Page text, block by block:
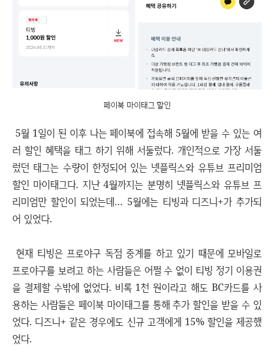
페이북 마이태그 할인
5월 1일이 된 이후 나는 페이북에 접속해 5월에 받을 수 있는 여
러 할인 혜택을 태그 하기 위해 서둘렀다. 개인적으로 가장 서둘
렀던 태그는 수량이 한정되어 있는 넷플릭스와 유튜브 프리미엄
할인 마이태그다. 지난 4월까지는 분명히 넷플릭스와 유튜브 프
리미엄만 할인이 되었는데… 5월에는 티빙과 디즈니+가 추가되
어 있었다.
현재 티빙은 프로야구 독점 중계를 하고 있기 때문에 모바일로
프로야구를 보려고 하는 사람들은 어쩔 수 없이 티빙 정기 이용권
을 결제할 수밖에 없었다. 비록 1천 원이라고 해도 BC카드를 사
용하는 사람들은 페이북 마이태그를 통해 추가 할인을 받을 수 있
었다. 디즈니+ 같은 경우에도 신규 고객에게 15% 할인을 제공했
었다.